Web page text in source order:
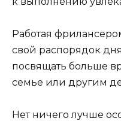
Работая
свой распорядок
посвящать больше
семье или другим
Нет ничего лучше